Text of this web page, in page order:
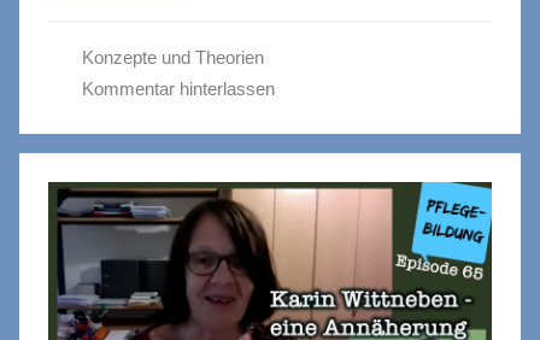
Konzepte und Theorien
Kommentar hinterlassen